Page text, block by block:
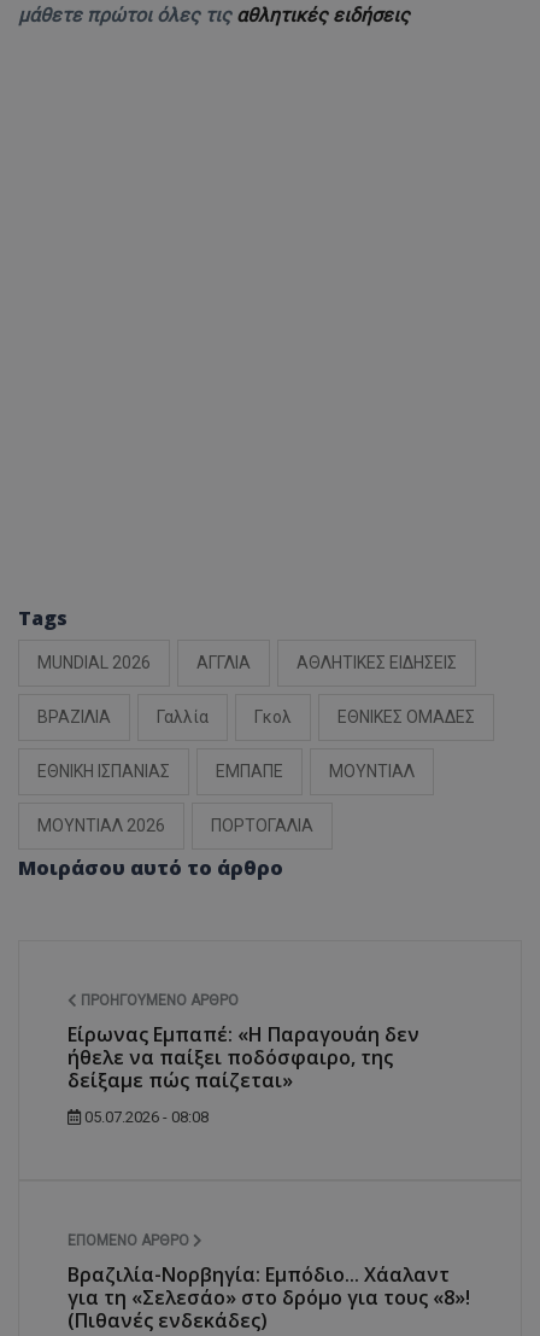
μάθετε πρώτοι όλες τις αθλητικές ειδήσεις
Tags
MUNDIAL 2026 ΑΓΓΛΙΑ ΑΘΛΗΤΙΚΕΣ ΕΙΔΗΣΕΙΣ
ΒΡΑΖΙΛΙΑ Γαλλία Γκολ ΕΘΝΙΚΕΣ ΟΜΑΔΕΣ
ΕΘΝΙΚΗ ΙΣΠΑΝΙΑΣ ΕΜΠΑΠΕ ΜΟΥΝΤΙΑΛ
ΜΟΥΝΤΙΑΛ 2026 ΠΟΡΤΟΓΑΛΙΑ
Μοιράσου αυτό το άρθρο
ΠΡΟΗΓΟΎΜΕΝΟ ΆΡΘΡΟ
Είρωνας Εμπαπέ: «Η Παραγουάη δεν
ήθελε να παίξει ποδόσφαιρο, της
δείξαμε πώς παίζεται»
05.07.2026 - 08:08
ΕΠΌΜΕΝΟ ΆΡΘΡΟ
Βραζιλία-Νορβηγία: Εμπόδιο... Χάαλαντ
για τη «Σελεσάο» στο δρόμο για τους «8»!
(Πιθανές ενδεκάδες)